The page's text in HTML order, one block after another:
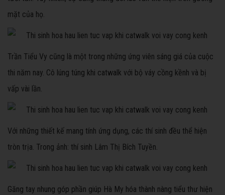
mặt của họ.
Trần Tiểu Vy cũng là một trong những ứng viên sáng giá của cuộc
thi năm nay. Cô lúng túng khi catwalk với bộ váy cồng kềnh và bị
vấp vài lần.
Với những thiết kế mang tính ứng dụng, các thí sinh đều thể hiện
tròn trịa. Trong ảnh: thí sinh Lâm Thị Bích Tuyền.
Găng tay nhung góp phần giúp Hà My hóa thành nàng tiểu thư hiện